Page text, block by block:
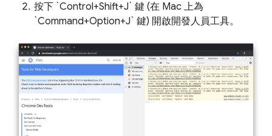
按下 `Control+Shift+J` 鍵 (在 Mac 上為
`Command+Option+J` 鍵) 開啟開發人員工具。